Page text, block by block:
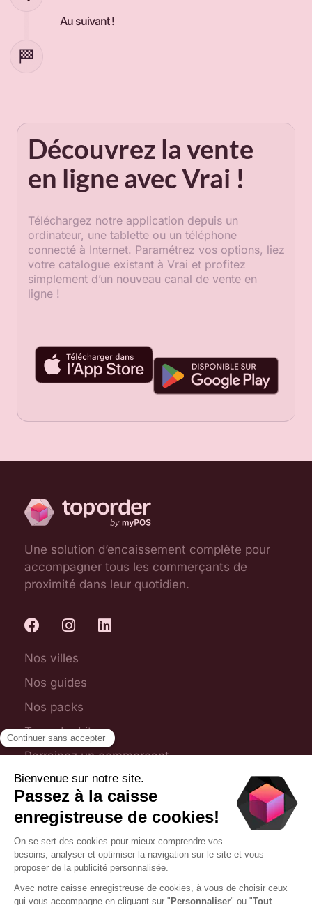
Au suivant !
Découvrez la vente
en ligne avec Vrai !
Téléchargez notre application depuis un
ordinateur, une tablette ou un téléphone
connecté à Internet. Paramétrez vos options, liez
votre catalogue existant à Vrai et profitez
simplement d’un nouveau canal de vente en
ligne !
Une solution d’encaissement complète pour
accompagner tous les commerçants de
proximité dans leur quotidien.
Nos villes
Nos guides
Nos packs
Toporder Lite
Parrainez un commerçant
Plan du site
Foire aux questions
Nous contacter
09 75 28 31 54
contact@toporder.fr